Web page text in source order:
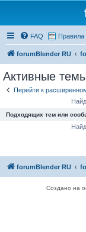
FAQ Правила
forumBlender RU
Активные
Перейти к
Подходящих тем или
forumBlender RU
Создано на